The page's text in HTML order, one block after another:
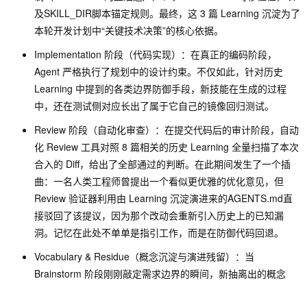
及SKILL_DIR脚本锚定规则。最终，这 3 篇 Learning 沉淀为了
本轮开发计划中“关键技术决策”的核心依据。
Implementation 阶段（代码实现）：在真正的编码阶段，
Agent 严格执行了规划中的设计约束。不仅如此，针对历史
Learning 中提到的各类边界防御手段，新技能在生成的过程
中，还在测试侧对应长出了属于它自己的镜像回归测试。
Review 阶段（自动化审查）：在提交代码后的审计阶段，自动
化 Review 工具对照 8 篇相关的历史 Learning 全量扫描了本次
合入的 Diff，给出了全部通过的判断。在此期间发生了一个插
曲：一名人类工程师曾提出一个看似更优雅的优化意见，但
Review 验证器利用由 Learning 沉淀演进来的AGENTS.md直
接驳回了该提议，因为那个改动会重新引入历史上的已知漏
洞。记忆在此处不单单是指引工作，而是在防御代码回退。
Vocabulary & Residue（概念沉淀与演进残留）：当
Brainstorm 阶段刚刚敲定需求边界的瞬间，新抽离出的概念